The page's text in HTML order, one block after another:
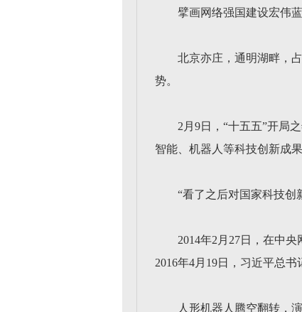
擘画网络强国建设宏伟
北京亦庄，通明湖畔，
势。
2月9日，“十五五”开局
智能、机器人等科技创新成
“看了之后对国家科技创
2014年2月27日，在中
2016年4月19日，习近平总
人形机器人腾空翻转，